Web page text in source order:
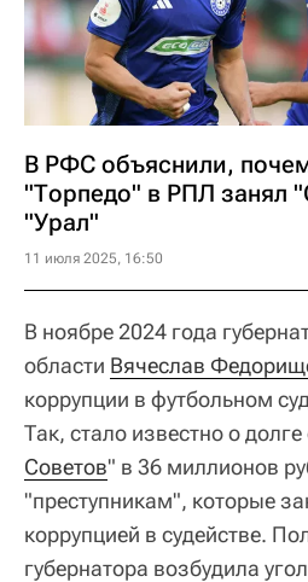
В РФС объяснили,
"Торпедо" в РПЛ занял
"Урал"
11 июля 2025, 16:50
В ноябре 2024 года
области Вячеслав
коррупции в футбольном
Так, стало известно о
Советов" в 36 миллионов
"преступникам", которые
коррупцией в судействе.
губернатора возбудила